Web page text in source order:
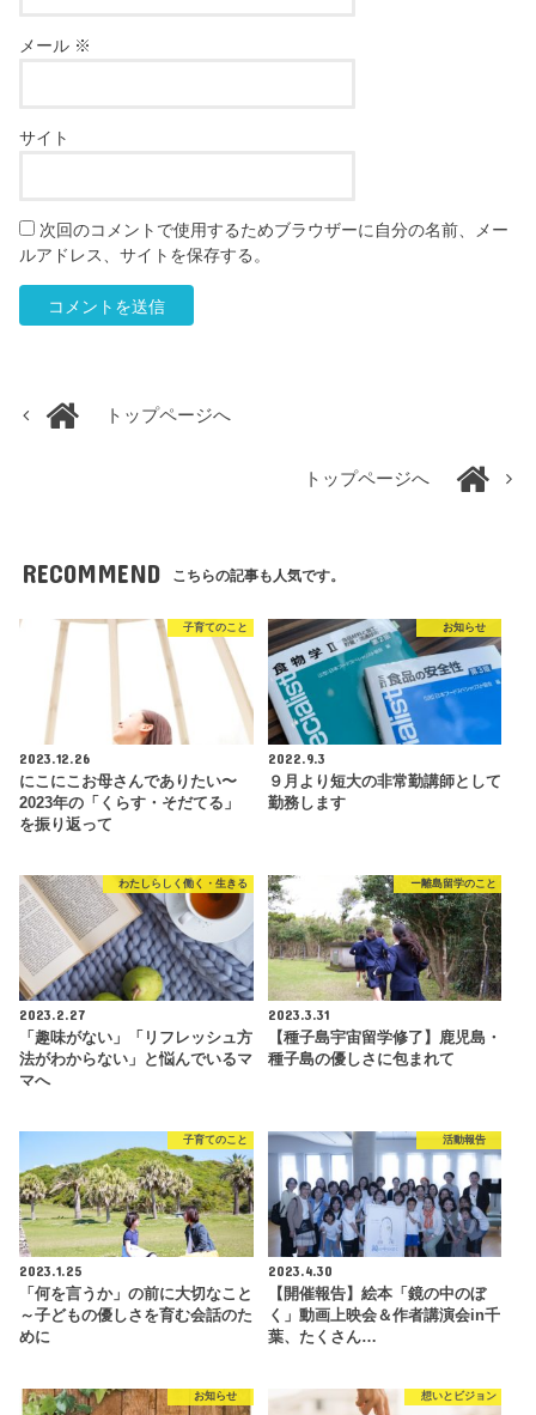
メール ※
サイト
次回のコメントで使用するためブラウザーに自分の名前、メー
ルアドレス、サイトを保存する。
トップページへ
トップページへ
RECOMMEND こちらの記事も人気です。
子育てのこと
2023.12.26
にこにこお母さんでありたい〜
2023年の「くらす・そだてる」
を振り返って
お知らせ
2022.9.3
９月より短大の非常勤講師として
勤務します
わたしらしく働く・生きる
2023.2.27
「趣味がない」「リフレッシュ方
法がわからない」と悩んでいるマ
マへ
ー離島留学のこと
2023.3.31
【種子島宇宙留学修了】鹿児島・
種子島の優しさに包まれて
子育てのこと
2023.1.25
「何を言うか」の前に大切なこと
～子どもの優しさを育む会話のた
めに
活動報告
2023.4.30
【開催報告】絵本「鏡の中のぼ
く」動画上映会＆作者講演会in千
葉、たくさん…
お知らせ 想いとビジョン